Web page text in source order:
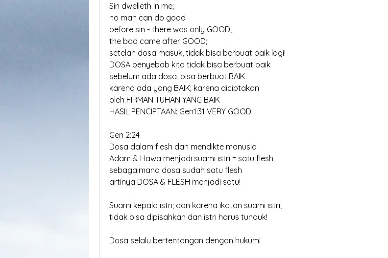
Sin dwelleth in me;
no man can do good
before sin - there was only GOOD;
the bad came after GOOD;
setelah dosa masuk, tidak bisa berbuat baik lagi!
DOSA penyebab kita tidak bisa berbuat baik
sebelum ada dosa, bisa berbuat BAIK
karena ada yang BAIK; karena diciptakan
oleh FIRMAN TUHAN YANG BAIK
HASIL PENCIPTAAN: Gen1:31 VERY GOOD
Gen 2:24
Dosa dalam flesh dan mendikte manusia
Adam & Hawa menjadi suami istri = satu flesh
sebagaimana dosa sudah satu flesh
artinya DOSA & FLESH menjadi satu!
Suami kepala istri; dan karena ikatan suami istri;
tidak bisa dipisahkan dan istri harus tunduk!
Dosa selalu bertentangan dengan hukum!